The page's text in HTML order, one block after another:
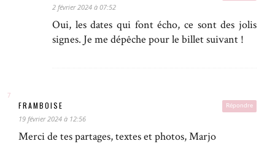
2 février 2024 à 07:52
Oui, les dates qui font écho, ce sont des jolis
signes. Je me dépêche pour le billet suivant !
Répondre
FRAMBOISE
19 février 2024 à 12:56
Merci de tes partages, textes et photos, Marjo